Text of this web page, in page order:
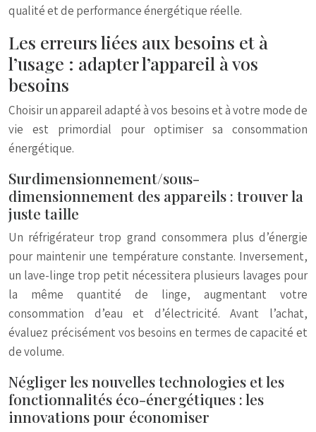
qualité et de performance énergétique réelle.
Les erreurs liées aux besoins et à
l’usage : adapter l’appareil à vos
besoins
Choisir un appareil adapté à vos besoins et à votre mode de
vie est primordial pour optimiser sa consommation
énergétique.
Surdimensionnement/sous-
dimensionnement des appareils : trouver la
juste taille
Un réfrigérateur trop grand consommera plus d’énergie
pour maintenir une température constante. Inversement,
un lave-linge trop petit nécessitera plusieurs lavages pour
la même quantité de linge, augmentant votre
consommation d’eau et d’électricité. Avant l’achat,
évaluez précisément vos besoins en termes de capacité et
de volume.
Négliger les nouvelles technologies et les
fonctionnalités éco-énergétiques : les
innovations pour économiser